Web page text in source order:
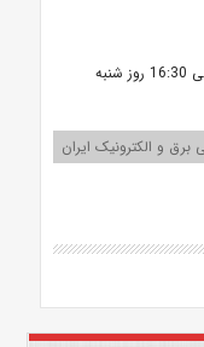
سومین جلسه هیأت‌مدیره انجمن از ساعت 15 الی 16:30 روز شنبه
و الکترونیک ایران